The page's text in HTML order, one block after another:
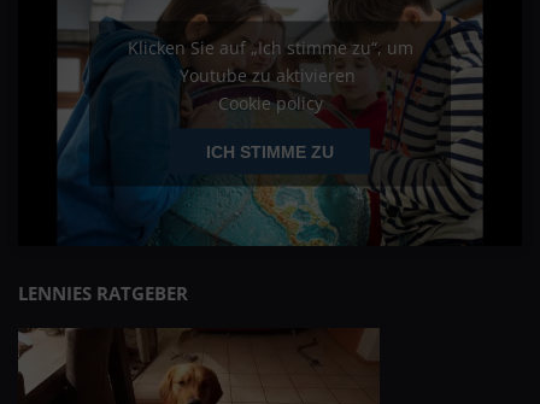
Klicken Sie auf „Ich stimme zu“, um
Youtube zu aktivieren
Cookie policy
ICH STIMME ZU
LENNIES RATGEBER